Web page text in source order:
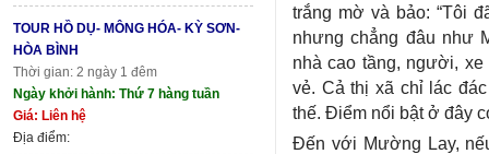
TOUR HỒ DỤ- MÔNG HÓA- KỲ SƠN-
HÒA BÌNH
Thời gian: 2 ngày 1 đêm
Ngày khởi hành: Thứ 7 hàng tuần
Giá: Liên hệ
Địa điểm:
trắng mờ và bảo: “Tôi
nhưng chẳng đâu như
nhà cao tầng, người,
vẻ. Cả thị xã chỉ lác
thế. Điểm nổi bật ở đây
Đến với Mường Lay,